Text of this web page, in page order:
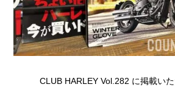
CLUB HARLEY Vol.282 に掲載いた